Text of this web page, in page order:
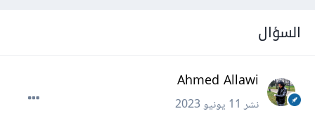
السؤال
Ahmed Allawi
نشر11 يونيو 2023